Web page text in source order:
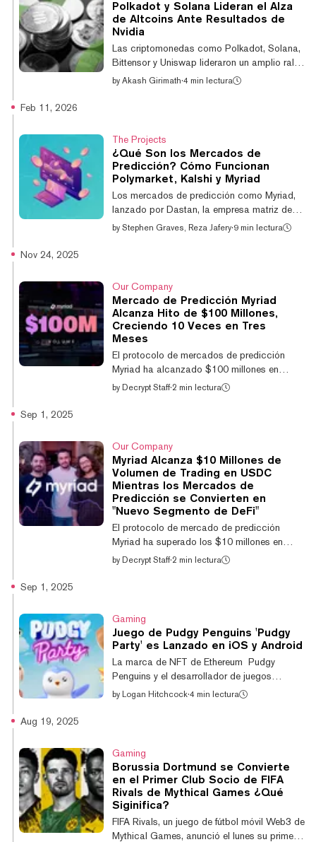
Polkadot aumentó un 16,5% y Jupiter subió
un 15,8%, según datos de CoinGecko. En
contraste, Bitcoin, se mantiene
prácticamente sin cambios en el mismo per...
Polkadot y Solana Lideran el Alza
de Altcoins Ante Resultados de
Nvidia
Las criptomonedas como Polkadot, Solana,
Bittensor y Uniswap lideraron un amplio rally
de altcoins el miércoles, previo al muy
mayor capitalización de mercado, Polkadot
encabezó las ganancias con un alza del
11,5% en las últimas 24 horas, mientras que
Solana se disparó un 8,1%, el token "proxy
de IA" Bittensor subió un 6,8% y el token...
by Akash Girimath·4 min lectura
Feb 11, 2026
The Projects
¿Qué Son los Mercados de
Predicción? Cómo Funcionan
Polymarket, Kalshi y Myriad
Los mercados de predicción como Myriad,
lanzado por Dastan, la empresa matriz de
Decrypt, han ganado rápidamente tracción
exactamente los mercados de predicción?
Sigue leyendo para descubrirlo. ¿Qué son
los mercados de predicción? Los mercados
de predicción han existido de una forma u
otra desde el siglo XVI. Permiten a los
usuarios...
by Stephen Graves, Reza Jafery·9 min lectura
Nov 24, 2025
Our Company
Mercado de Predicción Myriad
Alcanza Hito de $100 Millones,
Creciendo 10 Veces en Tres
Meses
El protocolo de mercados de predicción
Myriad ha alcanzado $100 millones en
volumen de operaciones acumulado desde
mientras que sus más de 400.000 traders
activos han realizado más de 6,3 millones
de operaciones y 7,3 millones de
transacciones desde su lanzamiento. El
rápido crecimiento de Myriad ilustra que los
mercados de predicc...
by Decrypt Staff·2 min lectura
Sep 1, 2025
Our Company
Myriad Alcanza $10 Millones de
Volumen de Trading en USDC
Mientras los Mercados de
Predicción se Convierten en
"Nuevo Segmento de DeFi"
El protocolo de mercado de predicción
Myriad ha superado los $10 millones en
volumen de negociación de USDC con más
"construyendo los raíles para que los
mercados de predicción evolucionen más
allá de un producto cripto de nicho y se
conviertan en un segmento completamente
nuevo de DeFi", dijo Loxley Fernandes,
cofundador y CEO de...
by Decrypt Staff·2 min lectura
Sep 1, 2025
Gaming
Juego de Pudgy Penguins 'Pudgy
Party' es Lanzado en iOS y Android
La marca de NFT de Ethereum Pudgy
Penguins y el desarrollador de juegos
Mythical Games anunciaron el lanzamiento
versiones coloridas del género battle royale
en el que los jugadores compiten en
circuitos de obstáculos salvajes y superan
desafíos de supervivencia. Y esta vez, tiene
un giro Web3. "Tomamos nuestra propia
interpretaci...
by Logan Hitchcock·4 min lectura
Aug 19, 2025
Gaming
Borussia Dortmund se Convierte
en el Primer Club Socio de FIFA
Rivals de Mythical Games ¿Qué
Siginifica?
FIFA Rivals, un juego de fútbol móvil Web3 de
Mythical Games, anunció el lunes su primera